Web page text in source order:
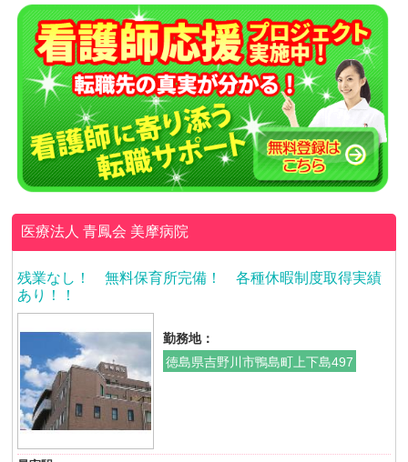
医療法人 青鳳会 美摩病院
残業なし！ 無料保育所完備！ 各種休暇制度取得実績
あり！！
勤務地：
徳島県吉野川市鴨島町上下島497